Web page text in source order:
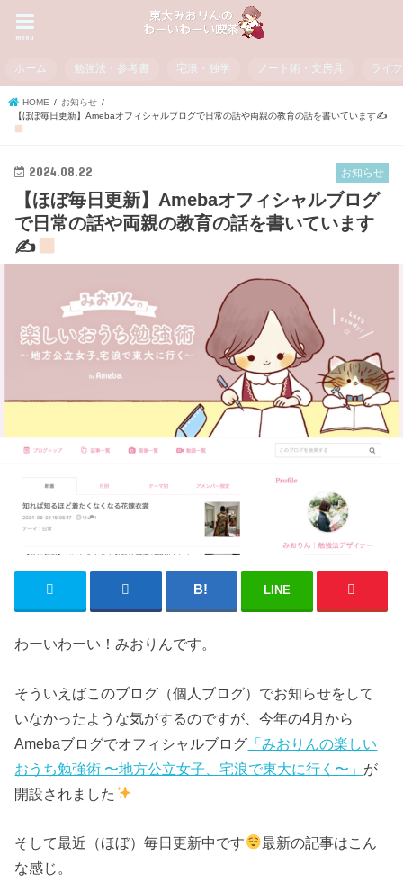
menu
ホーム 勉強法・参考書 宅浪・独学 ノート術・文房具 ライ
HOME
お知らせ
【ほぼ毎日更新】Amebaオフィシャルブログで日常の話や両親の教育の話を書いています✍
お知らせ
2024.08.22
【ほぼ毎日更新】Amebaオフィシャルブログ
で日常の話や両親の教育の話を書いています
✍
LINE
わーいわーい！みおりんです。
そういえばこのブログ（個人ブログ）でお知らせをして
いなかったような気がするのですが、今年の4月から
Amebaブログでオフィシャルブログ 「みおりんの楽しい
おうち勉強術 〜地方公立女子、宅浪で東大に行く〜」 が
開設されました
そして最近（ほぼ）毎日更新中です
最新の記事はこん
な感じ。